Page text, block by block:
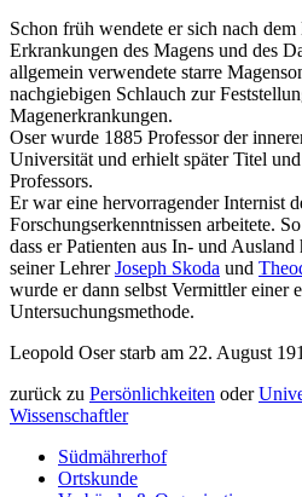
Schon früh wendete er sich nach
Erkrankungen des Magens und des
allgemein verwendete starre
nachgiebigen Schlauch zur
Magenerkrankungen.
Oser wurde 1885 Professor der
Universität und erhielt später Titel
Professors.
Er war eine hervorragender Internist
Forschungserkenntnissen arbeitete.
dass er Patienten aus In- und
seiner LehrerJoseph Skoda und
wurde er dann selbst Vermittler einer
Untersuchungsmethode.
Leopold Oser starb am 22. August
zurück zu Persönlichkeiten oder
Wissenschaftler
Südmährerhof
Ortskunde